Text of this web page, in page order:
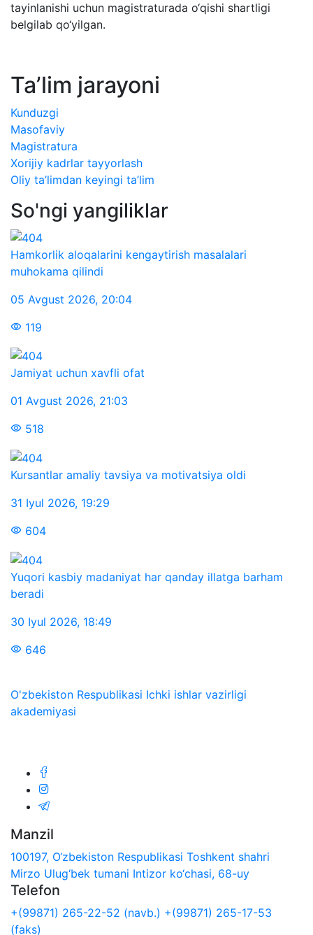
tayinlanishi uchun magistraturada o‘qishi shartligi
belgilab qo‘yilgan.
Taʼlim jarayoni
Kunduzgi
Masofaviy
Magistratura
Xorijiy kadrlar tayyorlash
Oliy ta’limdan keyingi ta’lim
So'ngi yangiliklar
Hamkorlik aloqalarini kengaytirish masalalari
muhokama qilindi
05 Avgust 2026, 20:04
119
Jamiyat uchun xavfli ofat
01 Avgust 2026, 21:03
518
Kursantlar amaliy tavsiya va motivatsiya oldi
31 Iyul 2026, 19:29
604
Yuqori kasbiy madaniyat har qanday illatga barham
beradi
30 Iyul 2026, 18:49
646
O'zbekiston Respublikasi Ichki ishlar vazirligi
akademiyasi
Manzil
100197, O‘zbekiston Respublikasi Toshkent shahri
Mirzo Ulug‘bek tumani Intizor ko‘chasi, 68-uy
Telefon
+(99871) 265-22-52 (navb.) +(99871) 265-17-53
(faks)